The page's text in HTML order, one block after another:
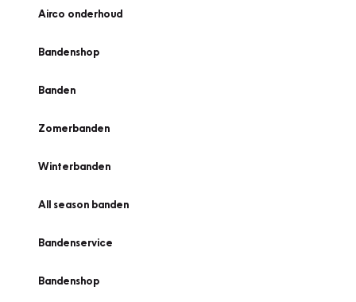
Airco onderhoud
Bandenshop
Banden
Zomerbanden
Winterbanden
All season banden
Bandenservice
Bandenshop